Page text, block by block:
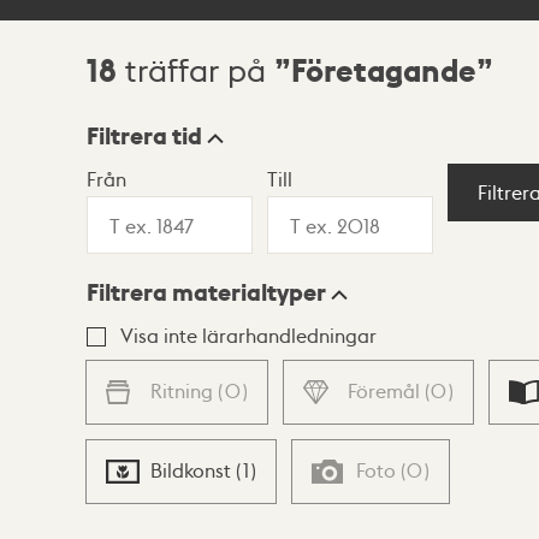
Sökresultat
18 träffar på Företagande
Visningsläge
Lista Karta
Filtrera tid
Från Till
Filtrera materialtyper
Visa inte lärarhandledningar
Ritning (0) Föremål (0)
Bildkonst (1) Foto (0)